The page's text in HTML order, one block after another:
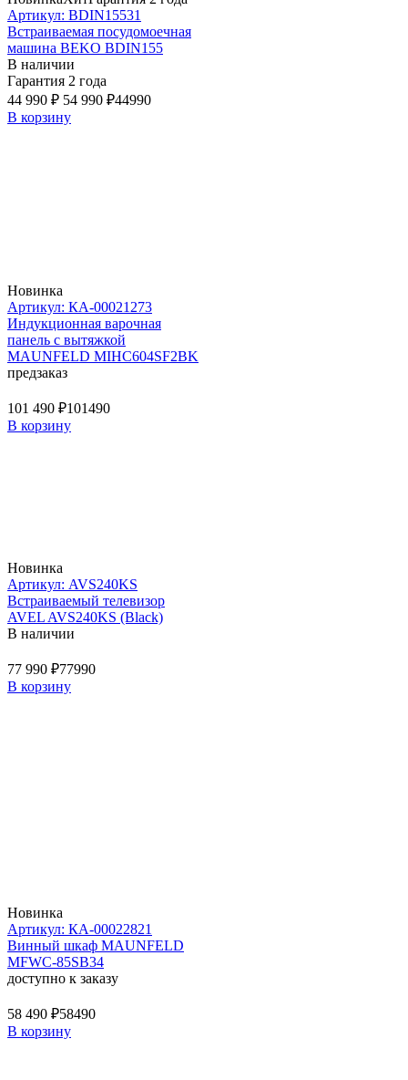
Артикул: BDIN15531
Встраиваемая посудомоечная
машина BEKO BDIN155
В наличии
Гарантия 2 года
44 990 ₽ 54 990 ₽44990
В корзину
Новинка
Артикул: КА-00021273
Индукционная варочная
панель с вытяжкой
MAUNFELD MIHC604SF2BK
предзаказ
101 490 ₽101490
В корзину
Новинка
Артикул: AVS240KS
Встраиваемый телевизор
AVEL AVS240KS (Black)
В наличии
77 990 ₽77990
В корзину
Новинка
Артикул: КА-00022821
Винный шкаф MAUNFELD
MFWC-85SB34
доступно к заказу
58 490 ₽58490
В корзину